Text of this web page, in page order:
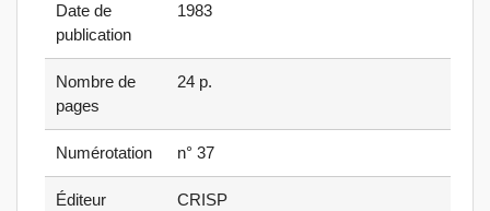
Date de
publication
1983
Nombre de
pages
24 p.
Numérotation n° 37
Éditeur CRISP